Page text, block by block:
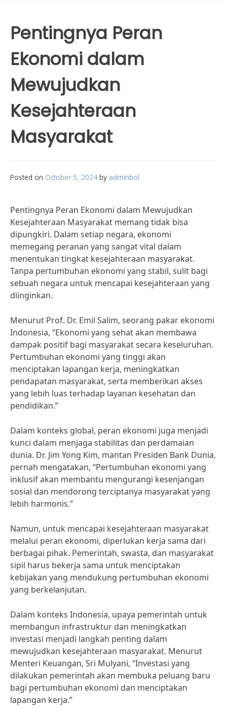
Pentingnya Peran
Ekonomi dalam
Mewujudkan
Kesejahteraan
Masyarakat
Posted on October 5, 2024 by adminbol
Pentingnya Peran Ekonomi dalam Mewujudkan
Kesejahteraan Masyarakat memang tidak bisa
dipungkiri. Dalam setiap negara, ekonomi
memegang peranan yang sangat vital dalam
menentukan tingkat kesejahteraan masyarakat.
Tanpa pertumbuhan ekonomi yang stabil, sulit bagi
sebuah negara untuk mencapai kesejahteraan yang
diinginkan.
Menurut Prof. Dr. Emil Salim, seorang pakar ekonomi
Indonesia, “Ekonomi yang sehat akan membawa
dampak positif bagi masyarakat secara keseluruhan.
Pertumbuhan ekonomi yang tinggi akan
menciptakan lapangan kerja, meningkatkan
pendapatan masyarakat, serta memberikan akses
yang lebih luas terhadap layanan kesehatan dan
pendidikan.”
Dalam konteks global, peran ekonomi juga menjadi
kunci dalam menjaga stabilitas dan perdamaian
dunia. Dr. Jim Yong Kim, mantan Presiden Bank Dunia,
pernah mengatakan, “Pertumbuhan ekonomi yang
inklusif akan membantu mengurangi kesenjangan
sosial dan mendorong terciptanya masyarakat yang
lebih harmonis.”
Namun, untuk mencapai kesejahteraan masyarakat
melalui peran ekonomi, diperlukan kerja sama dari
berbagai pihak. Pemerintah, swasta, dan masyarakat
sipil harus bekerja sama untuk menciptakan
kebijakan yang mendukung pertumbuhan ekonomi
yang berkelanjutan.
Dalam konteks Indonesia, upaya pemerintah untuk
membangun infrastruktur dan meningkatkan
investasi menjadi langkah penting dalam
mewujudkan kesejahteraan masyarakat. Menurut
Menteri Keuangan, Sri Mulyani, “Investasi yang
dilakukan pemerintah akan membuka peluang baru
bagi pertumbuhan ekonomi dan menciptakan
lapangan kerja.”